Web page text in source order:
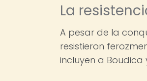
La
A pesar de la
resistieron
incluyen a